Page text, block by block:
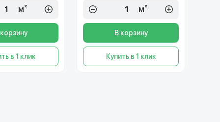
м²
в 1 клик
м²
В корзину
Купить в 1 клик